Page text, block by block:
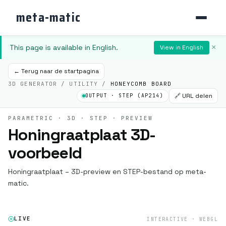
meta-matic
This page is available in English. View in English ×
← Terug naar de startpagina
3D GENERATOR / UTILITY / HONEYCOMB BOARD
OUTPUT · STEP (AP214) 🔗 URL delen
PARAMETRIC · 3D · STEP · PREVIEW
Honingraatplaat 3D-
voorbeeld
Honingraatplaat – 3D-preview en STEP-bestand op meta-
matic.
LIVE INTERACTIVE · WEBGL